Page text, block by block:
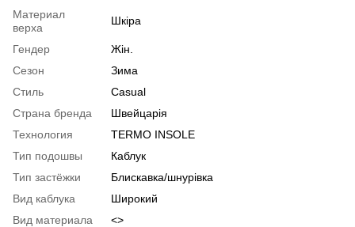
Материал
верха
Шкіра
Гендер
Жін.
Сезон
Зима
Стиль
Casual
Страна бренда
Швейцарія
Технология
TERMO INSOLE
Тип подошвы
Каблук
Тип застёжки
Блискавка/шнурівка
Вид каблука
Широкий
Вид материала
<>